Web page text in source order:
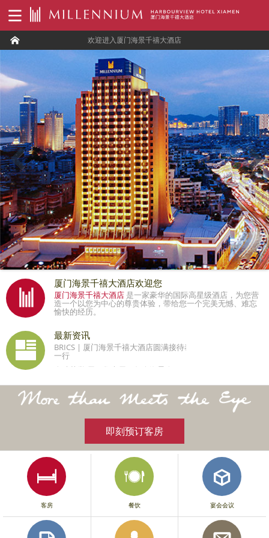
欢迎进入厦门海景千禧大酒店
Previous Next
厦门海景千禧大酒店欢迎您
厦门海景千禧大酒店 是一家豪华的国际高星级酒店，为您营
造一个以您为中心的尊贵体验，带给您一个完美无憾、难忘
愉快的经历。
最新资讯
BRICS | 厦门海景千禧大酒店圆满接待泰国总理巴育
一行
金砖荣誉 属于您也属于每个海景人
即刻预订客房
客房 餐饮 宴会会议